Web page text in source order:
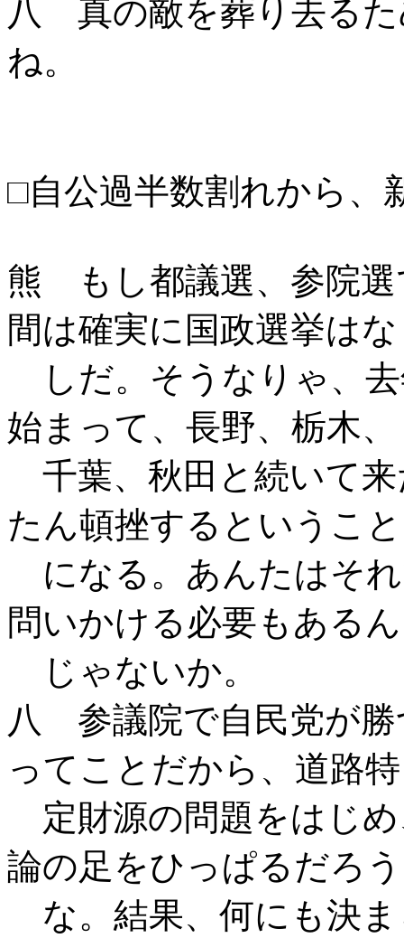
八 真の敵を葬り去るた
ね。
□自公過半数割れから、
熊 もし都議選、参院選
間は確実に国政選挙はな
しだ。そうなりゃ、
始まって、長野、栃木、
千葉、秋田と続いて
たん頓挫するということ
になる。あんたはそ
問いかける必要もあるん
じゃないか。
八 参議院で自民党が勝
ってことだから、道路特
定財源の問題をはじ
論の足をひっぱるだろう
な。結果、何にも決